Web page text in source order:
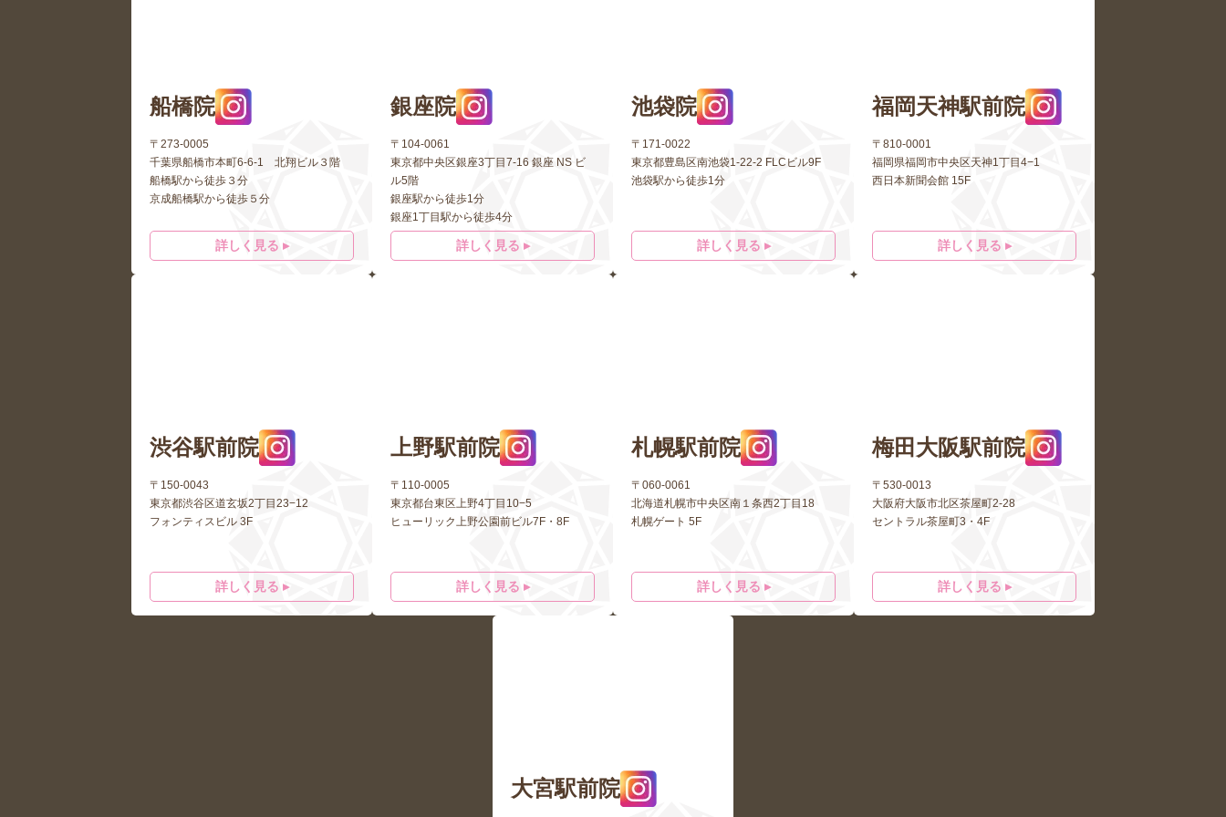
船橋院
〒273-0005
千葉県船橋市本町6-6-1 北翔ビル３階
船橋駅から徒歩３分
京成船橋駅から徒歩５分
詳しく見る ▸
銀座院
〒104-0061
東京都中央区銀座3丁目7-16 銀座 NS ビ
ル5階
銀座駅から徒歩1分
銀座1丁目駅から徒歩4分
詳しく見る ▸
池袋院
〒171-0022
東京都豊島区南池袋1-22-2 FLCビル9F
池袋駅から徒歩1分
詳しく見る ▸
福岡天神駅前院
〒810-0001
福岡県福岡市中央区天神1丁目4−1
西日本新聞会館 15F
詳しく見る ▸
渋谷駅前院
〒150-0043
東京都渋谷区道玄坂2丁目23−12
フォンティスビル 3F
詳しく見る ▸
上野駅前院
〒110-0005
東京都台東区上野4丁目10−5
ヒューリック上野公園前ビル7F・8F
詳しく見る ▸
札幌駅前院
〒060-0061
北海道札幌市中央区南１条西2丁目18
札幌ゲート 5F
詳しく見る ▸
梅田大阪駅前院
〒530-0013
大阪府大阪市北区茶屋町2-28
セントラル茶屋町3・4F
詳しく見る ▸
大宮駅前院